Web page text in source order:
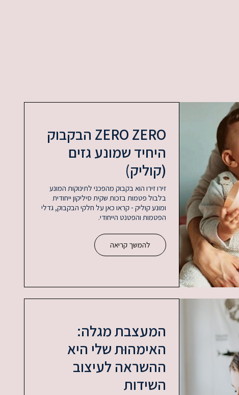
ZERO ZERO הבקבוק
היחיד שמונע גזים
(קוליק)
זירו זירו הוא בקבוק מהפכני לתינוקות המונע
בלבול פטמות בזכות שקית סיליקון ייחודית
ומונע קוליק - קראו כאן על חלקי הבקבוק, גדלי
הפטמות והפטנט הייחודי.
להמשך קריאה
המעצבת מגלה:
האימהוּת שלי היא
ההשראה לעיצוב
השידות